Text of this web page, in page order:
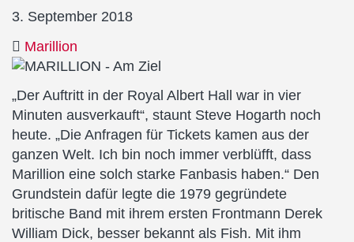
3. September 2018
Marillion
„Der Auftritt in der Royal Albert Hall war in vier
Minuten ausverkauft“, staunt Steve Hogarth noch
heute. „Die Anfragen für Tickets kamen aus der
ganzen Welt. Ich bin noch immer verblüfft, dass
Marillion eine solch starke Fanbasis haben.“ Den
Grundstein dafür legte die 1979 gegründete
britische Band mit ihrem ersten Frontmann Derek
William Dick, besser bekannt als Fish. Mit ihm